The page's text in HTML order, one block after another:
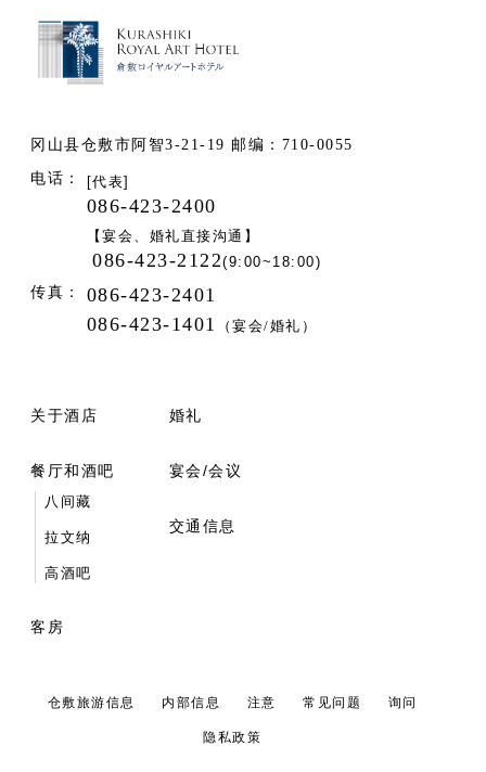
冈山县仓敷市阿智3-21-19 邮编：710-0055
电话： [代表]
086-423-2400
【宴会、婚礼直接沟通】
086-423-2122(9:00~18:00)
传真：
086-423-2401
086-423-1401
（宴会/婚礼）
关于酒店
餐厅和酒吧
八间藏
拉文纳
高酒吧
客房
婚礼
宴会/会议
交通信息
仓敷旅游信息 内部信息 注意 常见问题 询问
隐私政策